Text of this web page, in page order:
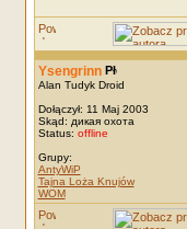
Ysengrinn
Alan Tudyk Droid
Dołączył: 11 Maj 2003
Skąd: дикая охота
Status: offline
Grupy:
AntyWiP
Tajna Loża Knujów
WOM